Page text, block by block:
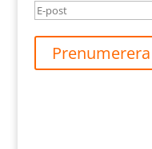
Prenumerera